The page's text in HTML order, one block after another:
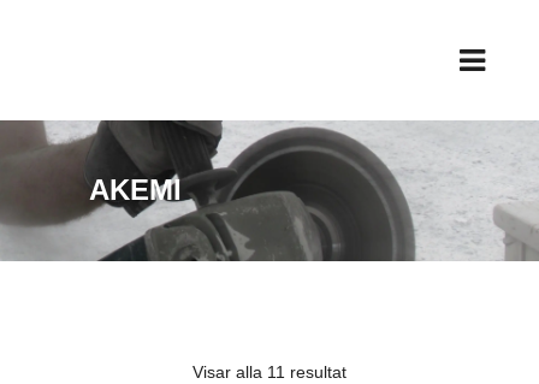
AKEMI
Visar alla 11 resultatSortera